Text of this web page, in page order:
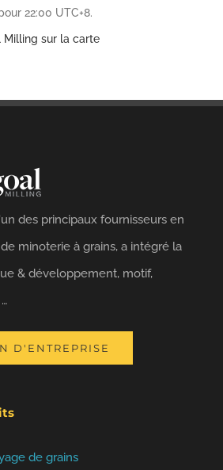
22:00 UTC+8.
Milling sur la carte
des principaux fournisseurs en
minoterie à grains, a intégré la
& développement, motif,
D'ENTREPRISE
de grains